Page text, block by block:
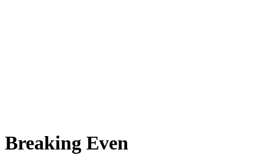
Breaking Even